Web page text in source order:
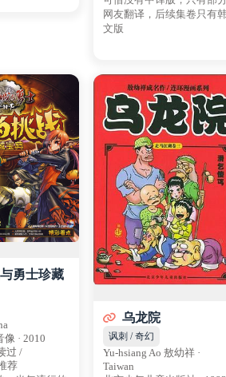
网友翻译，后续集卷只有
文版
勇士珍藏
· 2010
过 /
荐
乌龙院
讽刺 / 奇幻
Yu-hsiang Ao 敖幼祥 ·
Taiwan